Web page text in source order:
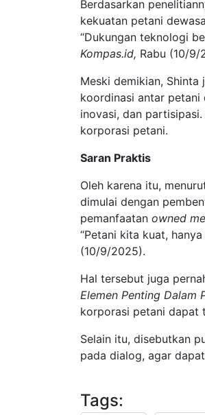
Berdasarkan
kekuatan petani
“Dukungan teknologi
Kompas.id, Rabu (10/9/
Meski demikian, Shinta
koordinasi antar petani
inovasi, dan
korporasi petani.
Saran Praktis
Oleh karena itu,
dimulai dengan
pemanfaatan owned
“Petani kita kuat,
(10/9/2025).
Hal tersebut juga
Elemen Penting Dalam
korporasi petani dapat
Selain itu, disebutkan
pada dialog, agar
Tags: